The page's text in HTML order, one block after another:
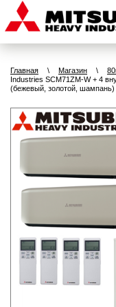
Главная \ Магазин \
Industries SCM71ZM-W + 4
(бежевый, золотой, шампань)